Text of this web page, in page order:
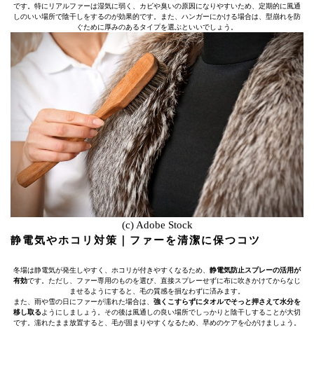
です。特にリアルファーは湿気に弱く、カビや臭いの原因になりやすいため、定期的に風通
しのいい場所で陰干しをするのが効果的です。また、ハンガーにかける場合は、型崩れを防
ぐために厚みのあるタイプを選ぶといいでしょう。
(c) Adobe Stock
静電気やホコリ対策｜ファーを清潔に保つコツ
冬場は静電気が発生しやすく、ホコリが付きやすくなるため、 静電気防止スプレーの活用が
有効です。ただし、ファー専用のものを選び、直接スプレーせずに布に吹きかけてからなじ
ませるようにすると、毛の質感を損なわずに済みます。
また、雨や雪の日にファーが濡れた場合は、 強くこすらずにタオルでそっと押さえて水分を
移し取る ようにしましょう。その後は風通しの良い場所でしっかりと陰干しすることが大切
です。濡れたまま放置すると、毛が固まりやすくなるため、早めのケアを心がけましょう。